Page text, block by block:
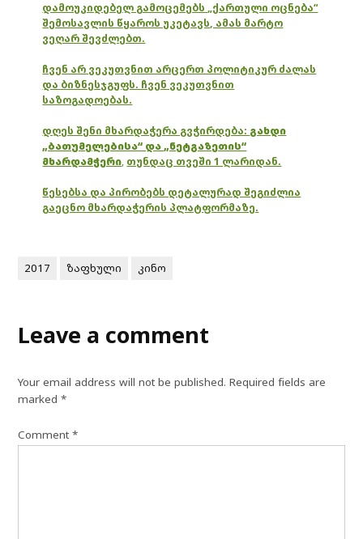
დამოუკიდებელ გამოცემებს „ქართული ოცნება“
შემოსავლის წყაროს უკეტავს, ამას მარტო
ვეღარ შევძლებთ.
ჩვენ არ ვეკუთვნით არცერთ პოლიტიკურ ძალას
და ბიზნესჯგუფს. ჩვენ ვეკუთვნით
საზოგადოებას.
დღეს შენი მხარდაჭერა გვჭირდება: გახდი
„ბათუმელებისა“ და „ნეტგაზეთის“
მხარდამჭერი, თუნდაც თვეში 1 ლარიდან.
წესებსა და პირობებს დეტალურად შეგიძლია
გაეცნო მხარდაჭერის პლატფორმაზე.
2017 ზაფხული კინო
Leave a comment
Your email address will not be published. Required fields are
marked*
Comment*